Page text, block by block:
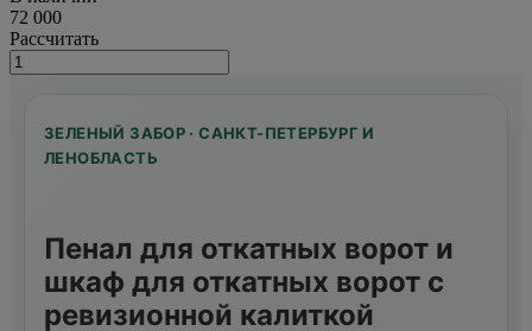
72 000
Рассчитать
ЗЕЛЕНЫЙ ЗАБОР · САНКТ-ПЕТЕРБУРГ И
ЛЕНОБЛАСТЬ
Пенал для откатных ворот и
шкаф для откатных ворот с
ревизионной калиткой